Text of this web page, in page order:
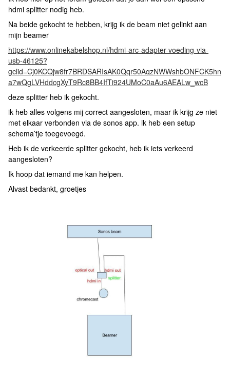
hdmi splitter nodig heb.
Na beide gekocht te hebben, krijg ik de beam niet gelinkt aan
mijn beamer
https://www.onlinekabelshop.nl/hdmi-arc-adapter-voeding-via-
usb-46125?
gclid=Cj0KCQjw8fr7BRDSARIsAK0Qqr50AqzNWWshbONFCK5hn
a7wQgLVHddcgXyT9Rc8BB4IfTi924UMoC0aAu6AEALw_wcB
deze splitter heb ik gekocht.
ik heb alles volgens mij correct aangesloten, maar ik krijg ze niet
met elkaar verbonden via de sonos app. ik heb een setup
schema’tje toegevoegd.
Heb ik de verkeerde splitter gekocht, heb ik iets verkeerd
aangesloten?
Ik hoop dat iemand me kan helpen.
Alvast bedankt, groetjes